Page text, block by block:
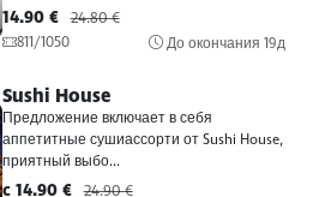
14.90 € 24.80 €
811/1050
До окончания19д
Sushi House
Предложение включает в себя
аппетитные сушиассорти от Sushi House,
приятный выбо...
c 14.90 € 24.90 €